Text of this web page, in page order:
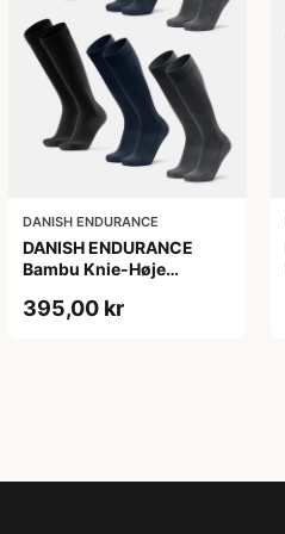
DANISH ENDURANCE
DANISH ENDURANCE
Bambu Knie-Høje
Navy Blå, 6-Pak
395,00 kr